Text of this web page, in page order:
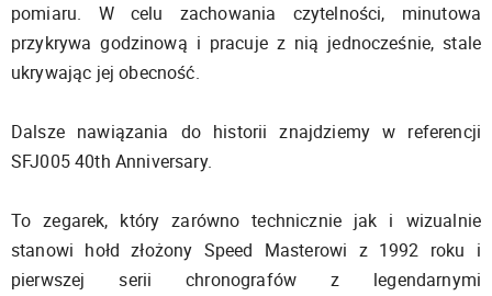
pomiaru. W celu zachowania czytelności, minutowa
przykrywa godzinową i pracuje z nią jednocześnie, stale
ukrywając jej obecność.
Dalsze nawiązania do historii znajdziemy w referencji
SFJ005 40th Anniversary.
To zegarek, który zarówno technicznie jak i wizualnie
stanowi hołd złożony Speed Masterowi z 1992 roku i
pierwszej serii chronografów z legendarnymi